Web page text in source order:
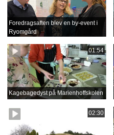
Foredragsaften blev en by-event i
Ryomgård
01:54
Kagebagedyst på Marienhoffskolen
02:30